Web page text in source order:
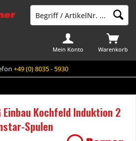
+49 (0) 8035 - 5930
Warenkorb
Mein Konto
Einbau Kochfeld Induktion 2
Spulen